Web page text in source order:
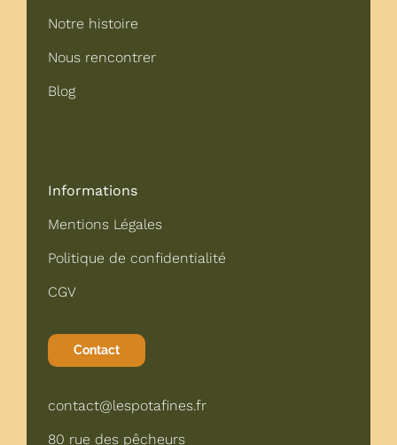
Notre histoire
Nous rencontrer
Blog
Informations
Mentions Légales
Politique de confidentialité
CGV
Contact
contact@lespotafines.fr
80 rue des pêcheurs